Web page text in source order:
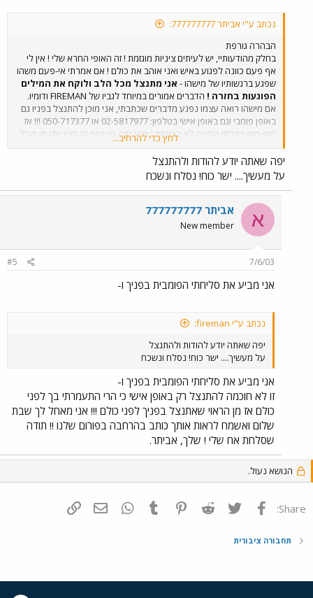
נכתב ע"י אביתר 777777777:
הבהרה גורפת
בחלק מהודעותיי, יש לעיתים ציניות מוגזמת ! זה האופי החרא שלי ! אין לי
אף פעם כוונה לפגוע באיש ואני אוהב את כולם ! אם אמרתי אי-פעם משהו
שפגע ברגשותיו של מישהו - אני מתנצל מכל הלב ולוקח את המילים
הפוגעות בחזרה !
הדברים אמורים במיוחד לגביו של FIREMAN ודומיו.
אם מישהו רואה עצמו נפגע מדברים שכתבתי, אני מוכן להתנצל בפניו גם
באופן פומבי וגם באופן אישי בטלפון: 02-5817977 או 050-717377 !!! אז
סוף-סוף כתבתי הודעה לא בציניות ! וחוץ מזה: (ועכשיו זה בציניות) חן יקבל
ממני מחר מכות ! אני רואה אותו ואני ארביץ לו כמו תמיד אך תעשו לי טובה:
אל תלשינו לו שאני מחכה לו מחר בארכיון עם "נבוט" עשוי מ... צילום
שהכנתי לו במיוחד !אני מאחל לכולם חג שמח עם הרבה טיולים
בטבע ואשמח לענות על שאלות וכדומה לאחר החג ! גם אני הולך
קצת לנוח ואשתדל לתת לכל אחד את התשובה המקצועית שהוא
מבקש ! אם אני לא במחשב באותו רגע, אני בטוח שהאיש שמחר
יקבל ממני זבטות, ישמח לענות לכם למרות שבאמת אני יודע
שהוא נורא עסוק !
לחץ כדי להרחיב...
יפה שאתה יודע להודות ולהתנצל
על מעשיך.... ישר כוח! נסלח ונשכח
א אביתר 777777777
New member
7/6/03
#5
אני מביע את סליחתי הפומבית בפניך ו-
נכתב ע"י fireman:
יפה שאתה יודע להודות ולהתנצל
על מעשיך.... ישר כוח! נסלח ונשכח
אני מביע את סליחתי הפומבית בפניך ו-
זו לא חוכמה להתנצל רק באופן אישי כי הרי התעמרתי בך לפני
כולם אז מן הראוי שאתנצל בפניך לפני כולם !!! אני מאחל לך שבת
שלום ואשמח לראות אותך כותב בהרחבה בפורום שלנו !! תודה
שסלחת אח שלי ! שלך, אביתר.
הנושא נעול.
Share: פייסבוק Twitter
Reddit
Pinterest
Tumblr
WhatsAppדואר אלקטרוני
תחבורה ציבורית